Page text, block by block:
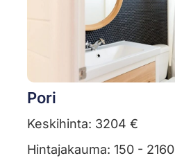
Pori
Keskihinta: 3204 €
Hintajakauma: 150 -